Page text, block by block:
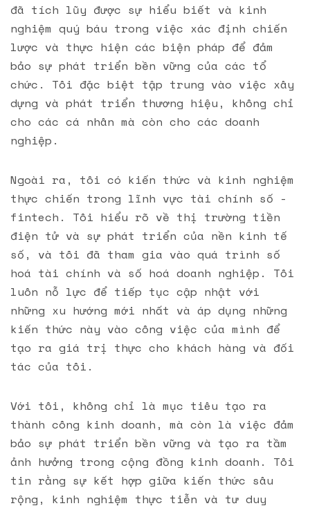
đã tích lũy được sự hiểu biết và kinh
nghiệm quý báu trong việc xác định chiến
lược và thực hiện các biện pháp để đảm
bảo sự phát triển bền vững của các tổ
chức. Tôi đặc biệt tập trung vào việc xây
dựng và phát triển thương hiệu, không chỉ
cho các cá nhân mà còn cho các doanh
nghiệp.
Ngoài ra, tôi có kiến thức và kinh nghiệm
thực chiến trong lĩnh vực tài chính số -
fintech. Tôi hiểu rõ về thị trường tiền
điện tử và sự phát triển của nền kinh tế
số, và tôi đã tham gia vào quá trình số
hoá tài chính và số hoá doanh nghiệp. Tôi
luôn nỗ lực để tiếp tục cập nhật với
những xu hướng mới nhất và áp dụng những
kiến thức này vào công việc của mình để
tạo ra giá trị thực cho khách hàng và đối
tác của tôi.
Với tôi, không chỉ là mục tiêu tạo ra
thành công kinh doanh, mà còn là việc đảm
bảo sự phát triển bền vững và tạo ra tầm
ảnh hưởng trong cộng đồng kinh doanh. Tôi
tin rằng sự kết hợp giữa kiến thức sâu
rộng, kinh nghiệm thực tiễn và tư duy